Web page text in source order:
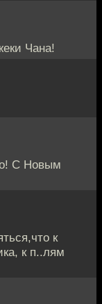
Чана!
С Новым
к
к п..лям